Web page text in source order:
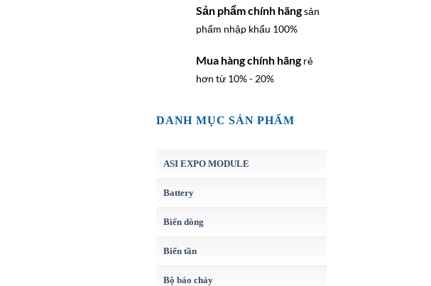
Sản phẩm chính hãngsản
phẩm nhập khẩu 100%
Mua hàng chính hãng rẻ
hơn từ 10% - 20%
DANH MỤC SẢN PHẨM
ASI EXPO MODULE
Battery
Biến dòng
Biến tần
Bộ báo cháy